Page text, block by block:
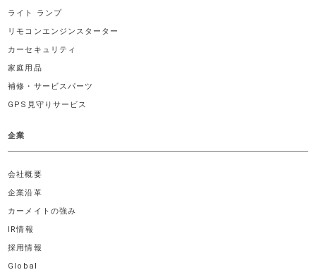
ライト ランプ
リモコンエンジンスターター
カーセキュリティ
家庭用品
補修・サービスパーツ
GPS見守りサービス
企業
会社概要
企業沿革
カーメイトの強み
IR情報
採用情報
Global